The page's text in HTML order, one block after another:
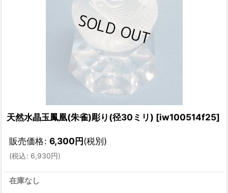
天然水晶玉鳳凰(朱雀)彫り(径30ミリ) [iw100514f25]
販売価格: 6,300円(税別)
(税込: 6,930円)
在庫なし